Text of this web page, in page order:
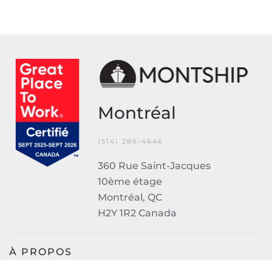
Montréal
(514) 286-4646
360 Rue Saint-Jacques
10ème étage
Montréal, QC
H2Y 1R2 Canada
À PROPOS